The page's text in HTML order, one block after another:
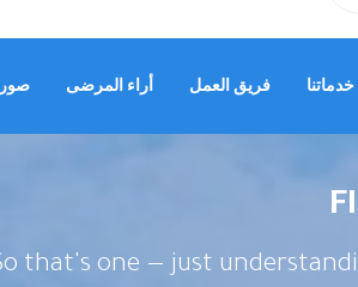
خدماتنا فريق العمل أراء المرضى صور
that's one — just